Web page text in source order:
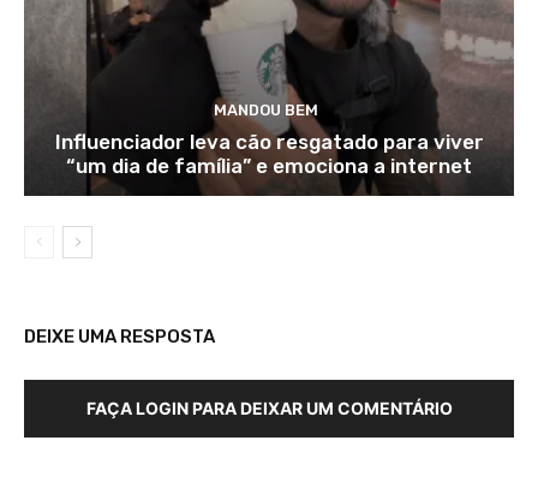
MANDOU BEM
Influenciador leva cão resgatado para viver
“um dia de família” e emociona a internet
DEIXE UMA RESPOSTA
FAÇA LOGIN PARA DEIXAR UM COMENTÁRIO